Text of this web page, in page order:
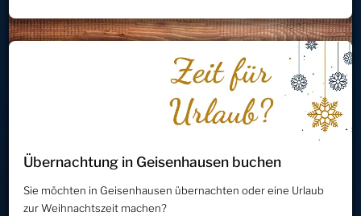
Übernachtung in Geisenhausen buchen
Sie möchten in Geisenhausen übernachten oder eine Urlaub
zur Weihnachtszeit machen?